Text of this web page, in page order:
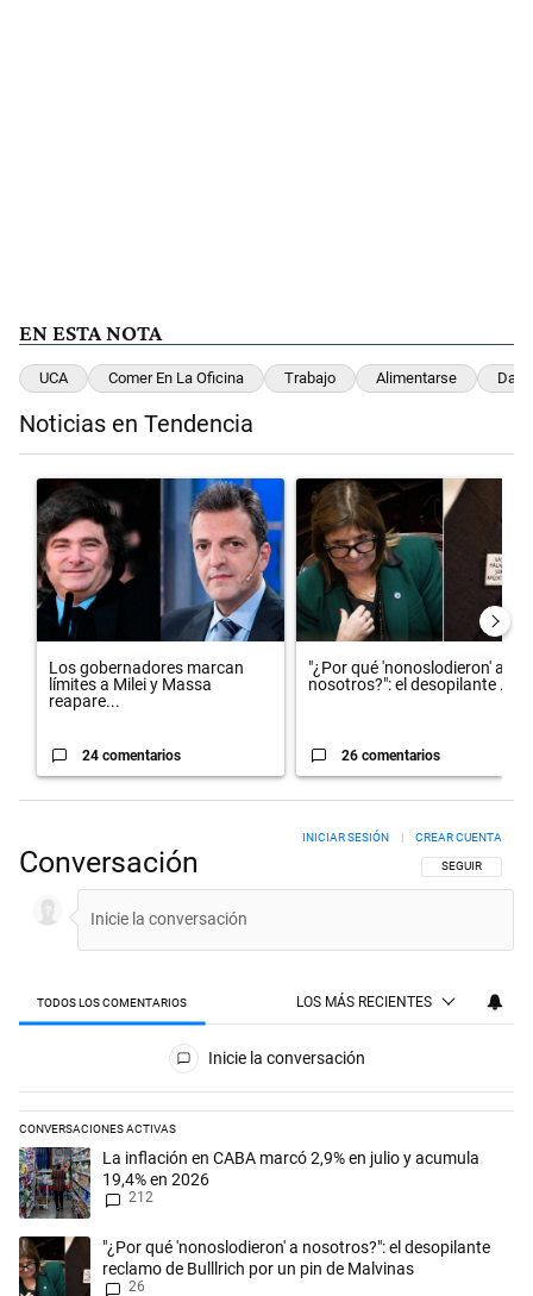
EN ESTA NOTA
UCA Comer En La Oficina Trabajo Alimentarse
Noticias en Tendencia
Este listado muestra los artículos con más comentarios en los
Un artículo de tendencia con el título "Los gobernadores marcan
Los gobernadores marcan
límites a Milei y Massa
reapare...
24 comentarios
Un artículo de tendencia con el
"¿Por qué 'nonoslodieron' a
nosotros?": el desopilante ...
26 comentarios
Conversación SIGA ESTA
SEGUIR
INICIAR SESIÓN | CREAR CUENTA
TODOS LOS COMENTARIOS LOS MÁS RECIENTES
Inicie la conversación
CONVERSACIONES ACTIVAS
Este listado muestra los artículos con más comentarios en los
Un artículo de tendencia con el título "La inflación en CABA marcó
La inflación en CABA marcó 2,9% en julio y acumula
19,4% en 2026
212
Un artículo de tendencia con el título ""¿Por qué 'nonoslodieron' a
"¿Por qué 'nonoslodieron' a nosotros?": el desopilante
reclamo de Bulllrich por un pin de Malvinas
26